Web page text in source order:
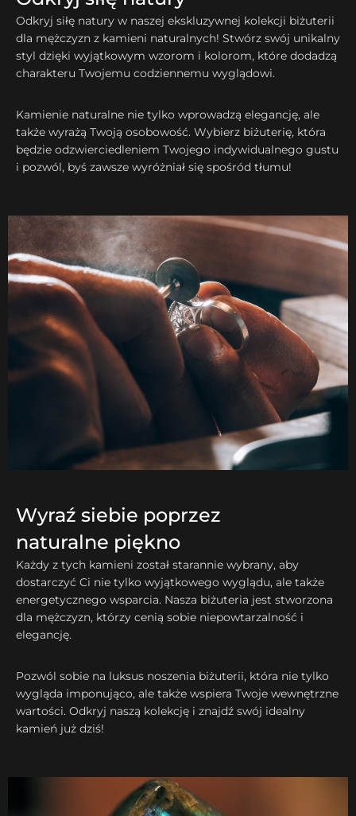
Odkryj siłę natury w naszej ekskluzywnej kolekcji biżuterii
dla mężczyzn z kamieni naturalnych! Stwórz swój unikalny
styl dzięki wyjątkowym wzorom i kolorom, które dodadzą
charakteru Twojemu codziennemu wyglądowi.
Kamienie naturalne nie tylko wprowadzą elegancję, ale
także wyrażą Twoją osobowość. Wybierz biżuterię, która
będzie odzwierciedleniem Twojego indywidualnego gustu
i pozwól, byś zawsze wyróżniał się spośród tłumu!
Wyraź siebie poprzez
naturalne piękno
Każdy z tych kamieni został starannie wybrany, aby
dostarczyć Ci nie tylko wyjątkowego wyglądu, ale także
energetycznego wsparcia. Nasza biżuteria jest stworzona
dla mężczyzn, którzy cenią sobie niepowtarzalność i
elegancję.
Pozwól sobie na luksus noszenia biżuterii, która nie tylko
wygląda imponująco, ale także wspiera Twoje wewnętrzne
wartości. Odkryj naszą kolekcję i znajdź swój idealny
kamień już dziś!